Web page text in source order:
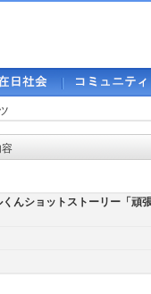
くんショットストーリー「頑